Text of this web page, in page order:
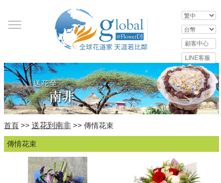
首頁 >> 送花到南非 >> 傳情花束
傳情花束